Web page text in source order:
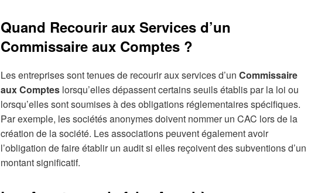
Quand Recourir aux Services d’un
Commissaire aux Comptes ?
Les entreprises sont tenues de recourir aux services d’un Commissaire
aux Comptes lorsqu’elles dépassent certains seuils établis par la loi ou
lorsqu’elles sont soumises à des obligations réglementaires spécifiques.
Par exemple, les sociétés anonymes doivent nommer un CAC lors de la
création de la société. Les associations peuvent également avoir
l’obligation de faire établir un audit si elles reçoivent des subventions d’un
montant significatif.